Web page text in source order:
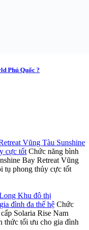
Phú Quốc ?
Vũng Tàu Sunshine
cực tốt Chức năng bình
Bay Retreat Vũng
tụ phong thủy cực tốt
Khu đô thị
đình đa thế hệ Chức
Solaria Rise Nam
thức tối ưu cho gia đình